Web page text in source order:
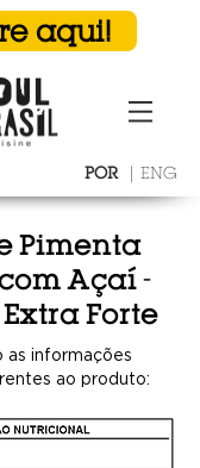
aqui!
POR| ENG
Pimenta
Açaí -
Forte
as informações
ao produto: